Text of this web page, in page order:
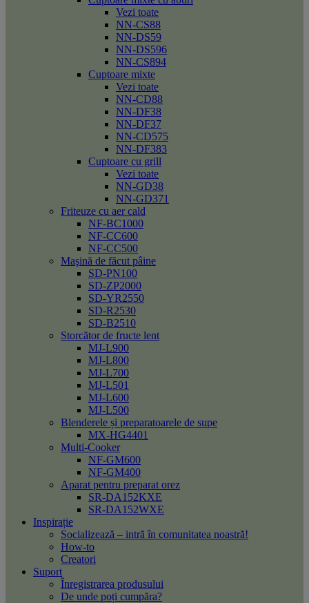
Vezi toate
NN-CS88
NN-DS59
NN-DS596
NN-CS894
Cuptoare mixte
Vezi toate
NN-CD88
NN-DF38
NN-DF37
NN-CD575
NN-DF383
Cuptoare cu grill
Vezi toate
NN-GD38
NN-GD371
Friteuze cu aer cald
NF-BC1000
NF-CC600
NF-CC500
Maşină de făcut pâine
SD-PN100
SD-ZP2000
SD-YR2550
SD-R2530
SD-B2510
Storcător de fructe lent
MJ-L900
MJ-L800
MJ-L700
MJ-L501
MJ-L600
MJ-L500
Blenderele și preparatoarele de supe
MX-HG4401
Multi-Cooker
NF-GM600
NF-GM400
Aparat pentru preparat orez
SR-DA152KXE
SR-DA152WXE
Inspirație
Socializează – intră în comunitatea noastră!
How-to
Creatori
Suport
Înregistrarea produsului
De unde poți cumpăra?